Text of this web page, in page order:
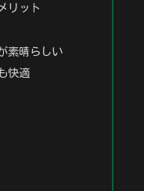
リット
素晴らしい
快適